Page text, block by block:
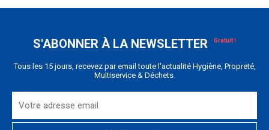
S'ABONNER À LA NEWSLETTER
Tous les 15 jours, recevez par email toute l'actualité Hygiène, Propreté,
Multiservice & Déchets.